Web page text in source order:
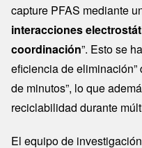
capture PFAS mediante
interacciones
coordinación”. Esto se
eficiencia de eliminación”
de minutos”, lo que
reciclabilidad durante
El equipo de